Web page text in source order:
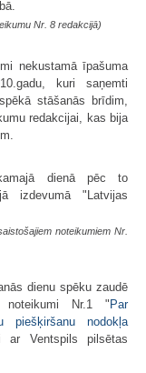
Nr. 8 redakcijā)
nekustamā īpašuma
kuri saņemti
stāšanās brīdim,
redakcijai, kas bija
dienā pēc to
izdevumā "Latvijas
noteikumiem Nr.
dienu spēku zaudē
noteikumi Nr.1 " Par
piešķiršanu nodokļa
ar Ventspils pilsētas